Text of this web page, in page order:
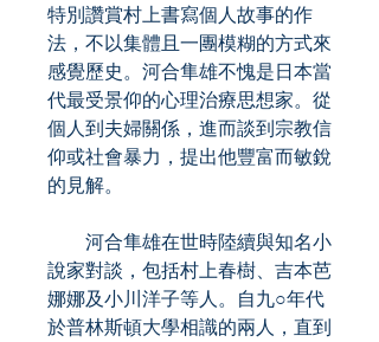
特別讚賞村上書寫個人故事的作
法，不以集體且一團模糊的方式來
感覺歷史。河合隼雄不愧是日本當
代最受景仰的心理治療思想家。從
個人到夫婦關係，進而談到宗教信
仰或社會暴力，提出他豐富而敏銳
的見解。
河合隼雄在世時陸續與知名小
說家對談，包括村上春樹、吉本芭
娜娜及小川洋子等人。自九○年代
於普林斯頓大學相識的兩人，直到